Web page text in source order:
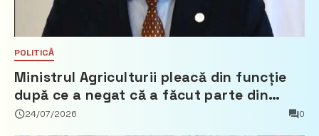
POLITICĂ
Ministrul Agriculturii pleacă din funcție
după ce a negat că a făcut parte din
Partidul Democrat
24/07/2026 0